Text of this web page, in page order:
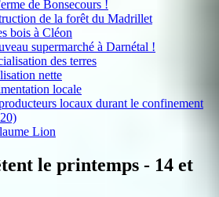
de Bonsecours !
de la forêt du Madrillet
bois à Cléon
supermarché à Darnétal !
des terres
nette
locale
locaux durant le confinement
Lion
le printemps - 14 et